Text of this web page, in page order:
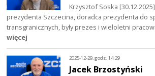
Krzysztof Soska
prezydenta Szczecina, doradca prezydenta do
transgranicznych, były prezes i wieloletni
więcej
2025-12-29, godz. 14:29
Jacek Brzostyński